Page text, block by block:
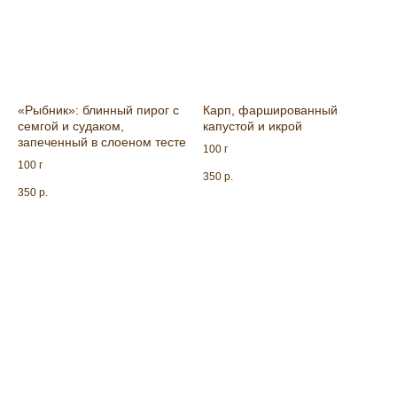
«Рыбник»: блинный пирог с
семгой и судаком,
запеченный в слоеном тесте
100 г
350 р.
Карп, фаршированный
капустой и икрой
100 г
350 р.